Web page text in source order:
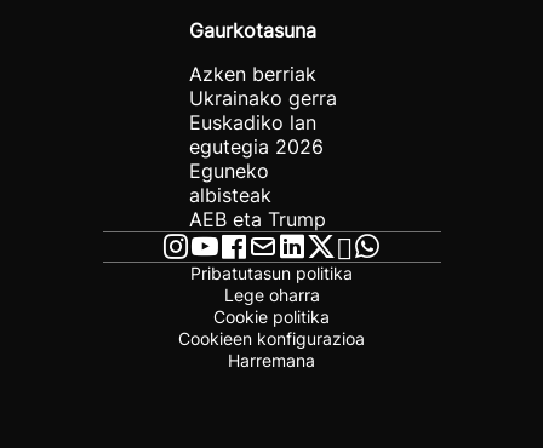
Gaurkotasuna
Azken berriak
Ukrainako gerra
Euskadiko lan
egutegia 2026
Eguneko
albisteak
AEB eta Trump
Pribatutasun politika
Lege oharra
Cookie politika
Cookieen konfigurazioa
Harremana